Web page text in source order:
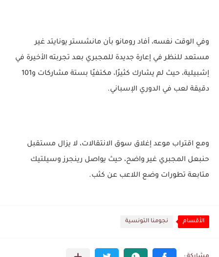
وفي الوقت نفسه، أفاد رومانو بأن مانشستر يونايتد غير
مستعد للنظر في إعارة جديدة للمجبري بعد تجربته الأخيرة في
إشبيلية، حيث لم يشارك كثيرًا، مكتفيًا بستة مشاركات و101
دقيقة لعب في الدوري الإسباني.
ومع اقتراب موعد إغلاق سوق الانتقالات، لا يزال مستقبل
حنبعل المجبري غير واضح، حيث يواصل رينجرز وسيلتيك
متابعة تطورات وضع اللاعب عن كثب.
الأقسام نجومنا التونسية